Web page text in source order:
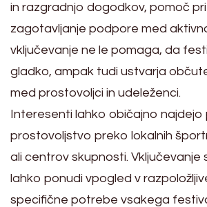
in razgradnjo dogodkov, pomoč
zagotavljanje podpore med
vključevanje ne le pomaga, da
gladko, ampak tudi ustvarja
med prostovoljci in udeleženci.
Interesenti lahko običajno najdejo
prostovoljstvo preko lokalnih
ali centrov skupnosti. Vključevanje
lahko ponudi vpogled v
specifične potrebe vsakega